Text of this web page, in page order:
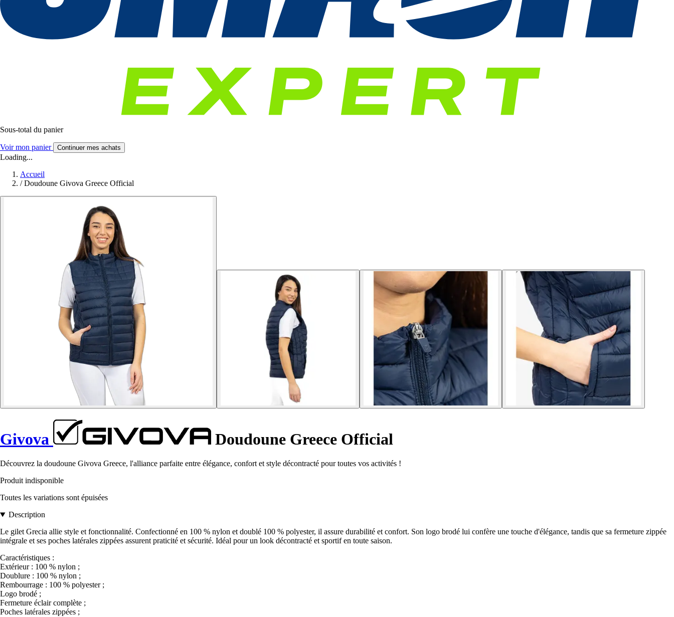
Sous-total du panier
Voir mon panier Continuer mes achats
Loading...
Accueil
/ Doudoune Givova Greece Official
Givova Doudoune Greece Official
Découvrez la doudoune Givova Greece, l'alliance parfaite entre élégance, confort et style décontracté pour toutes vos activités !
Produit indisponible
Toutes les variations sont épuisées
Description
Le gilet Grecia allie style et fonctionnalité. Confectionné en 100 % nylon et doublé 100 % polyester, il assure durabilité et confort. Son logo brodé lui confère une touche d'élégance, tandis que sa fermeture zippée
intégrale et ses poches latérales zippées assurent praticité et sécurité. Idéal pour un look décontracté et sportif en toute saison.
Caractéristiques :
Extérieur : 100 % nylon ;
Doublure : 100 % nylon ;
Rembourrage : 100 % polyester ;
Logo brodé ;
Fermeture éclair complète ;
Poches latérales zippées ;